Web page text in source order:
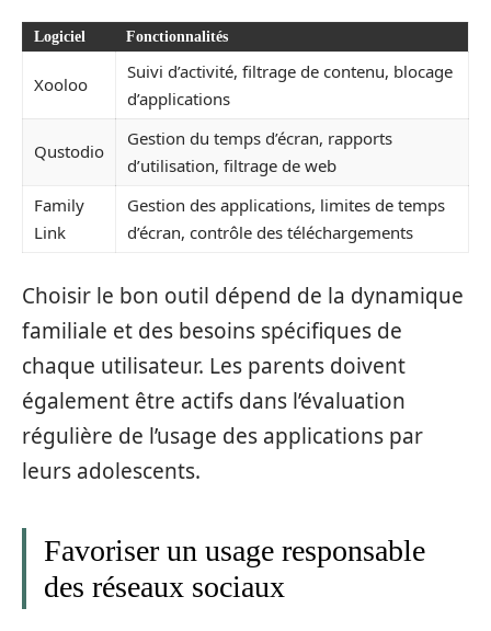
Logiciel Fonctionnalités
Xooloo
Suivi d’activité, filtrage de contenu, blocage
d’applications
Qustodio
Gestion du temps d’écran, rapports
d’utilisation, filtrage de web
Family
Link
Gestion des applications, limites de temps
d’écran, contrôle des téléchargements
Choisir le bon outil dépend de la dynamique
familiale et des besoins spécifiques de
chaque utilisateur. Les parents doivent
également être actifs dans l’évaluation
régulière de l’usage des applications par
leurs adolescents.
Favoriser un usage responsable
des réseaux sociaux